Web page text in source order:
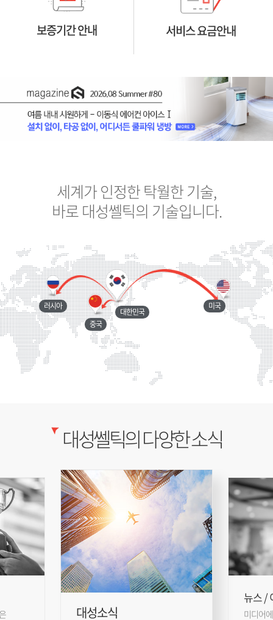
보증기간 안내 서비스 요금안내
세계가 인정한 탁월한 기술,
바로 대성쎌틱의 기술입니다.
대한민국
중국
미국
러시아
대성쎌틱의 다양한 소식
대성소식
뉴스 /
미디어